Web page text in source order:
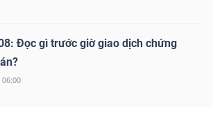
Đọc gì trước giờ giao dịch chứng
06:00